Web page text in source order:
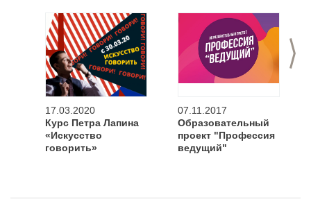
>
17.03.2020
Курс Петра Лапина
«Искусство
говорить»
07.11.2017
Образовательный
проект "Профессия
ведущий"